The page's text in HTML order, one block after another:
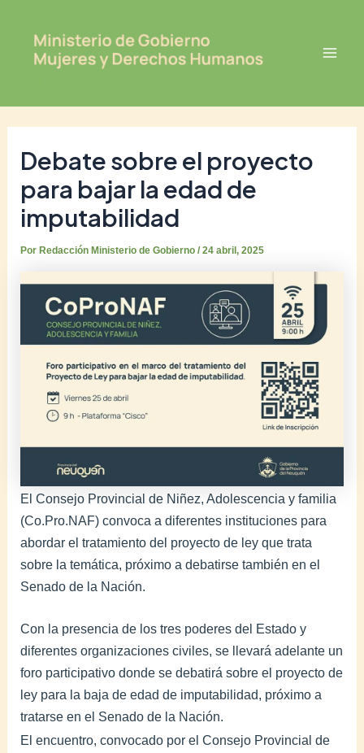
contenido
Debate sobre el proyecto
para bajar la edad de
imputabilidad
Por Redacción Ministerio de Gobierno/24 abril, 2025
El Consejo Provincial de Niñez, Adolescencia y familia
(Co.Pro.NAF) convoca a diferentes instituciones para
abordar el tratamiento del proyecto de ley que trata
sobre la temática, próximo a debatirse también en el
Senado de la Nación.
Con la presencia de los tres poderes del Estado y
diferentes organizaciones civiles, se llevará adelante un
foro participativo donde se debatirá sobre el proyecto de
ley para la baja de edad de imputabilidad, próximo a
tratarse en el Senado de la Nación.
El encuentro, convocado por el Consejo Provincial de
navigation